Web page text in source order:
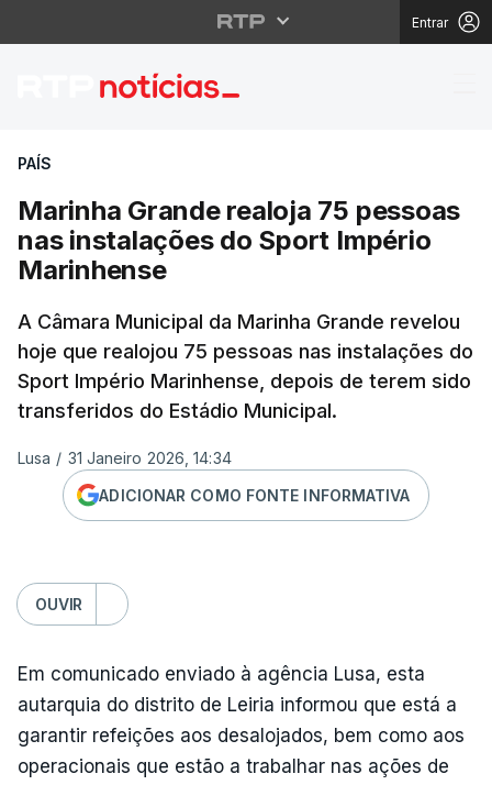
Entrar
Marinha Grande
PAÍS
Marinha Grande realoja 75 pessoas
nas instalações do Sport Império
Marinhense
A Câmara Municipal da Marinha Grande revelou
hoje que realojou 75 pessoas nas instalações do
Sport Império Marinhense, depois de terem sido
transferidos do Estádio Municipal.
Lusa / 31 Janeiro 2026, 14:34
ADICIONAR COMO FONTE INFORMATIVA
OUVIR
Em comunicado enviado à agência Lusa, esta
autarquia do distrito de Leiria informou que está a
garantir refeições aos desalojados, bem como aos
operacionais que estão a trabalhar nas ações de